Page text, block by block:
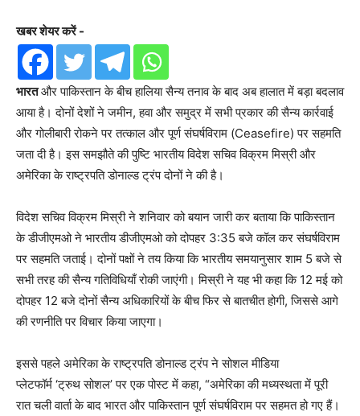
खबर शेयर करें -
भारतऔर पाकिस्तान के बीच हालिया सैन्य तनाव के बाद अब हालात में बड़ा बदलाव
आया है। दोनों देशों ने जमीन, हवा और समुद्र में सभी प्रकार की सैन्य कार्रवाई
और गोलीबारी रोकने पर तत्काल और पूर्ण संघर्षविराम (Ceasefire) पर सहमति
जता दी है। इस समझौते की पुष्टि भारतीय विदेश सचिव विक्रम मिस्री और
अमेरिका के राष्ट्रपति डोनाल्ड ट्रंप दोनों ने की है।
विदेश सचिव विक्रम मिस्री ने शनिवार को बयान जारी कर बताया कि पाकिस्तान
के डीजीएमओ ने भारतीय डीजीएमओ को दोपहर 3:35 बजे कॉल कर संघर्षविराम
पर सहमति जताई। दोनों पक्षों ने तय किया कि भारतीय समयानुसार शाम 5 बजे से
सभी तरह की सैन्य गतिविधियाँ रोकी जाएंगी। मिस्री ने यह भी कहा कि 12 मई को
दोपहर 12 बजे दोनों सैन्य अधिकारियों के बीच फिर से बातचीत होगी, जिससे आगे
की रणनीति पर विचार किया जाएगा।
इससे पहले अमेरिका के राष्ट्रपति डोनाल्ड ट्रंप ने सोशल मीडिया
प्लेटफॉर्म ‘ट्रुथ सोशल’ पर एक पोस्ट में कहा, “अमेरिका की मध्यस्थता में पूरी
रात चली वार्ता के बाद भारत और पाकिस्तान पूर्ण संघर्षविराम पर सहमत हो गए हैं।